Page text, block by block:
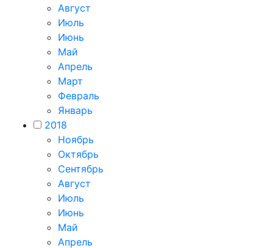
Август
Июль
Июнь
Май
Апрель
Март
Февраль
Январь
2018
Ноябрь
Октябрь
Сентябрь
Август
Июль
Июнь
Май
Апрель